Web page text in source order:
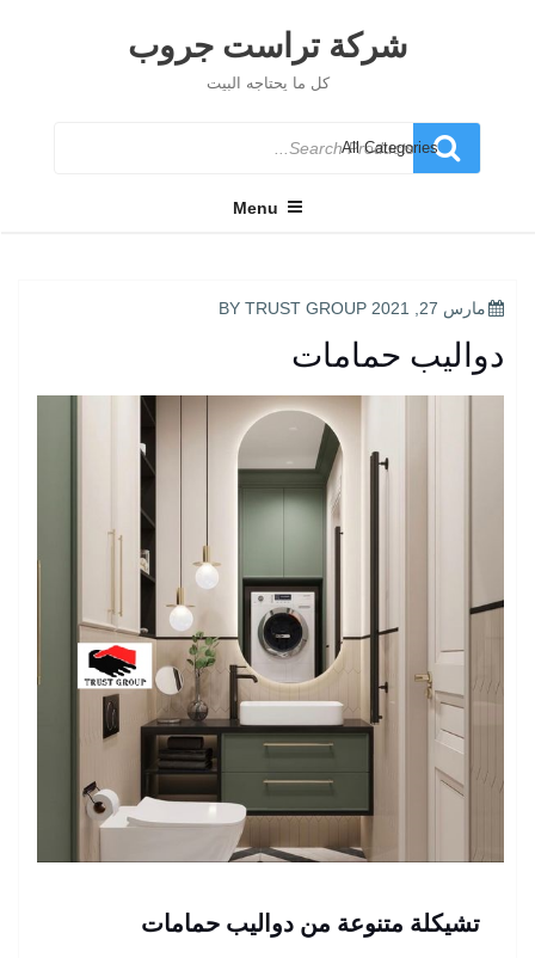
شركة تراست جروب
كل ما يحتاجه البيت
Search
for
Menu
POSTED
مارس 27, 2021 TRUST GROUP
دواليب حمامات
تشيكلة متنوعة من دواليب حمامات